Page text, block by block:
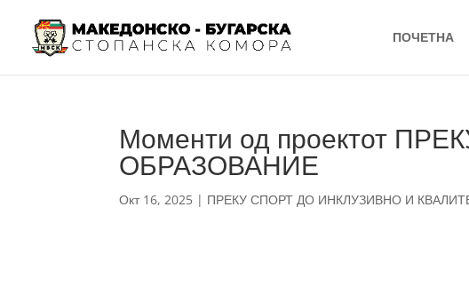
ПОЧЕТНА
Моменти од проектот
ОБРАЗОВАНИЕ
Окт 16, 2025 | ПРЕКУ СПОРТ ДО ИНКЛУЗИВНО И